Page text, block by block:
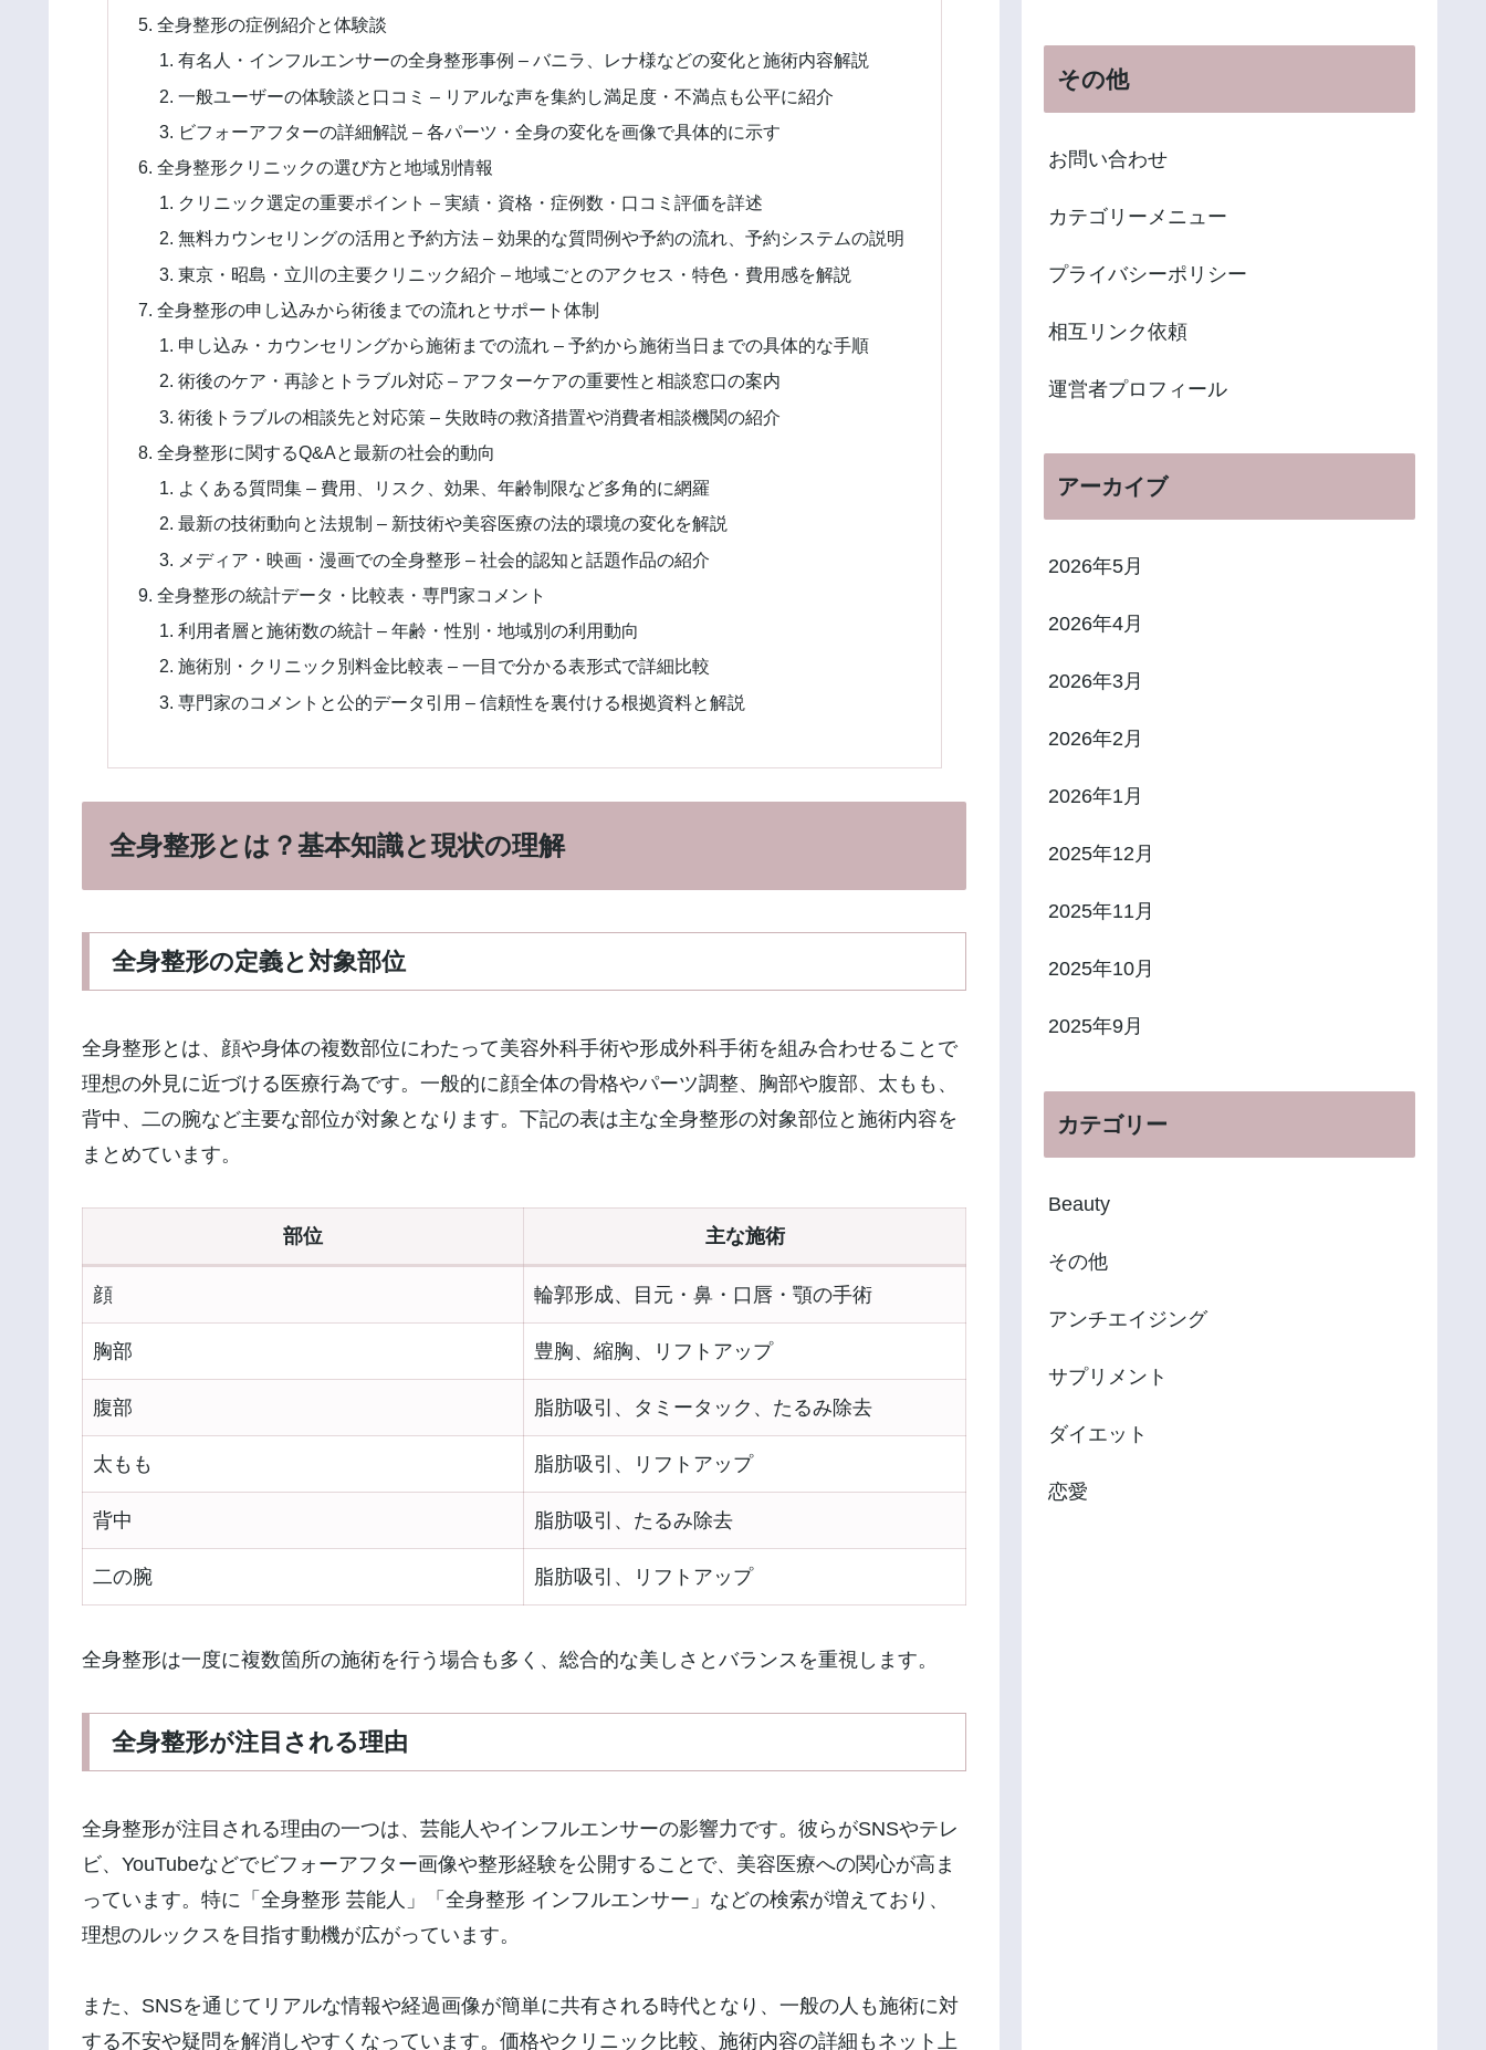
全身整形の症例紹介と体験談
有名人・インフルエンサーの全身整形事例 – バニラ、レナ様などの変化と施術内容解説
一般ユーザーの体験談と口コミ – リアルな声を集約し満足度・不満点も公平に紹介
ビフォーアフターの詳細解説 – 各パーツ・全身の変化を画像で具体的に示す
全身整形クリニックの選び方と地域別情報
クリニック選定の重要ポイント – 実績・資格・症例数・口コミ評価を詳述
無料カウンセリングの活用と予約方法 – 効果的な質問例や予約の流れ、予約システムの説明
東京・昭島・立川の主要クリニック紹介 – 地域ごとのアクセス・特色・費用感を解説
全身整形の申し込みから術後までの流れとサポート体制
申し込み・カウンセリングから施術までの流れ – 予約から施術当日までの具体的な手順
術後のケア・再診とトラブル対応 – アフターケアの重要性と相談窓口の案内
術後トラブルの相談先と対応策 – 失敗時の救済措置や消費者相談機関の紹介
全身整形に関するQ&Aと最新の社会的動向
よくある質問集 – 費用、リスク、効果、年齢制限など多角的に網羅
最新の技術動向と法規制 – 新技術や美容医療の法的環境の変化を解説
メディア・映画・漫画での全身整形 – 社会的認知と話題作品の紹介
全身整形の統計データ・比較表・専門家コメント
利用者層と施術数の統計 – 年齢・性別・地域別の利用動向
施術別・クリニック別料金比較表 – 一目で分かる表形式で詳細比較
専門家のコメントと公的データ引用 – 信頼性を裏付ける根拠資料と解説
全身整形とは？基本知識と現状の理解
全身整形の定義と対象部位
全身整形とは、顔や身体の複数部位にわたって美容外科手術や形成外科手術を組み合わせることで
理想の外見に近づける医療行為です。一般的に顔全体の骨格やパーツ調整、胸部や腹部、太もも、
背中、二の腕など主要な部位が対象となります。下記の表は主な全身整形の対象部位と施術内容を
まとめています。
部位 主な施術
顔 輪郭形成、目元・鼻・口唇・顎の手術
胸部 豊胸、縮胸、リフトアップ
腹部 脂肪吸引、タミータック、たるみ除去
太もも 脂肪吸引、リフトアップ
背中 脂肪吸引、たるみ除去
二の腕 脂肪吸引、リフトアップ
全身整形は一度に複数箇所の施術を行う場合も多く、総合的な美しさとバランスを重視します。
全身整形が注目される理由
全身整形が注目される理由の一つは、芸能人やインフルエンサーの影響力です。彼らがSNSやテレ
ビ、YouTubeなどでビフォーアフター画像や整形経験を公開することで、美容医療への関心が高ま
っています。特に「全身整形 芸能人」「全身整形 インフルエンサー」などの検索が増えており、
理想のルックスを目指す動機が広がっています。
また、SNSを通じてリアルな情報や経過画像が簡単に共有される時代となり、一般の人も施術に対
する不安や疑問を解消しやすくなっています。価格やクリニック比較、施術内容の詳細もネット上
その他
お問い合わせ
カテゴリーメニュー
プライバシーポリシー
相互リンク依頼
運営者プロフィール
アーカイブ
2026年5月
2026年4月
2026年3月
2026年2月
2026年1月
2025年12月
2025年11月
2025年10月
2025年9月
カテゴリー
Beauty
その他
アンチエイジング
サプリメント
ダイエット
恋愛